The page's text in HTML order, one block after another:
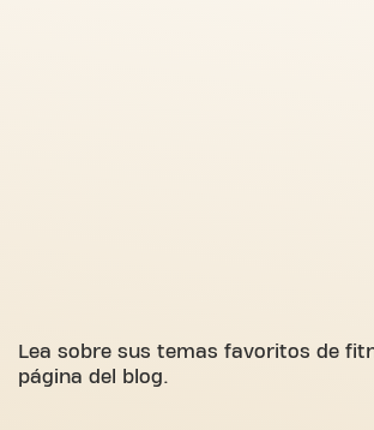
Lea sobre sus temas favoritos de
página del blog.